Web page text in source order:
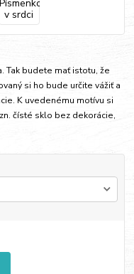
Tak budete mať istotu, že
si ho bude určite vážiť a
K uvedenému motívu si
čísté sklo bez dekorácie,